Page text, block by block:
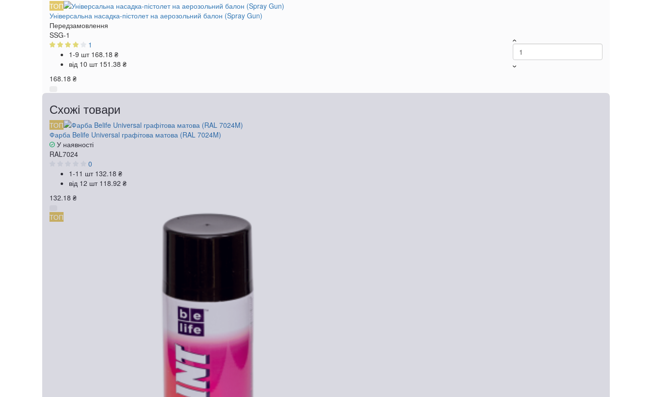
ТОП
Універсальна насадка-пістолет на аерозольний балон (Spray Gun)
Передзамовлення
SSG-1
1
1-9 шт 168.18 ₴
від 10 шт 151.38 ₴
168.18 ₴
Схожі товари
ТОП
Фарба Belife Universal графітова матова (RAL 7024M)
У наявності
RAL7024
0
1-11 шт 132.18 ₴
від 12 шт 118.92 ₴
132.18 ₴
ТОП